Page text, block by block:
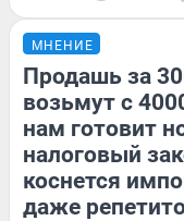
МНЕНИЕ
Продашь за
возьмут с
нам готовит
налоговый
коснется
даже